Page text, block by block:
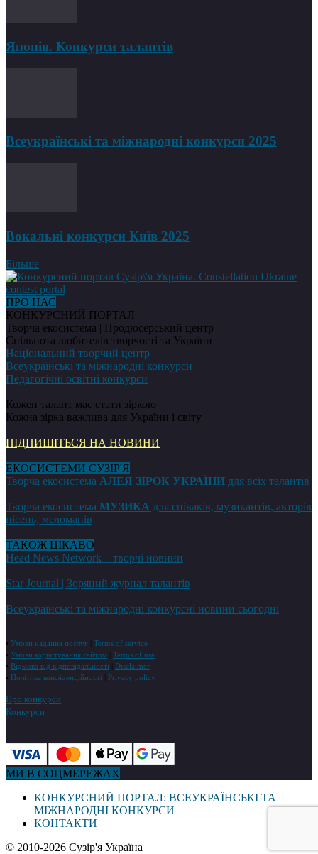
Японія. Конкурси талантів
Всеукраїнські та міжнародні конкурси 2025
Вокальні конкурси Київ 2025
Більше
ПРО НАС
КОНКУРСНИЙ ПОРТАЛ
Творча екосистема | Продюсерський центр
Спільнота любителів творчості та України
Національний творчий центр
Всеукраїнські та міжнародні конкурси
Педагогічні освітні конкурси
Кожен талант має стати зіркою
Кожна зірка важлива для України і світу
ПІДПИШІТЬСЯ НА НОВИНИ
ЕКОСИСТЕМИ СУЗІР'Я
Творча екосистема АЛЕЯ ЗІРОК УКРАЇНИ для всіх талантів
Творча екосистема МУЗИКА для співаків, музикантів, авторів
пісень, меломанів
ТАКОЖ ЦІКАВО
Head News Network – творчі новини
Star Journal | Зоряний журнал талантів
Всеукраїнські та міжнародні конкурсні новини сьогодні
• Умови надання послуг
Terms of service
• Умови користування сайтом
Terms of use
• Відмова від відповідальності
Disclaimer
• Політика конфіденційності Privacy policy
Про конкурси
Конкурси
МИ В СОЦМЕРЕЖАХ
КОНКУРСНИЙ ПОРТАЛ: ВСЕУКРАЇНСЬКІ ТА
МІЖНАРОДНІ КОНКУРСИ
КОНТАКТИ
© 2010-2026 Сузір'я Україна